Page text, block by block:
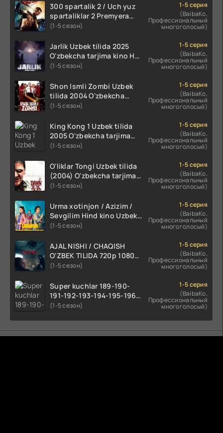
300 spartalik 2 / Uch yuz
spartaliklar 2 Premyera
Uzbek tilida 2013
skachat
(1-5 сезон)
1-5 серия
(BaibaKo,
Профессиональный
многоголосый)
Jarlik Uzbek tilida 2025
O'zbekcha tarjima kino HD
skachat
(1-5 сезон)
1-5 серия
(BaibaKo,
Профессиональный
многоголосый)
Shon Ismli Zombi Uzbek
tilida 2004 O'zbekcha
tarjima kino HD skachat
(1-5 сезон)
1-5 серия
(BaibaKo,
Профессиональный
многоголосый)
King Kong 1 Uzbek tilida
2005 O'zbekcha tarjima
kino HD skachat
(1-5 сезон)
1-5 серия
(BaibaKo,
Профессиональный
многоголосый)
O'liklar Tongi Uzbek tilida
(2004) O'zbekcha tarjima
kino HD skachat
(1-5 сезон)
1-5 серия
(BaibaKo,
Профессиональный
многоголосый)
Urma xotinjon / Azizim /
Sevgilim Hind kino Uzbek
tilida 2022 O'zbekcha
(1-5 сезон)
1-5 серия
(BaibaKo,
Профессиональный
многоголосый)
AJAL NISHI / CHAQISH
O'ZBEK TILIDA 720p 1080p
Full HD (2024) Tarjima
(1-5 сезон)
1-5 серия
(BaibaKo,
Профессиональный
многоголосый)
Super kuchlar 189-190-
191-192-193-194-195-196-
197-198-199-200 Qism
tarjima seryal
(1-5 сезон)
1-5 серия
(BaibaKo,
Профессиональный
многоголосый)